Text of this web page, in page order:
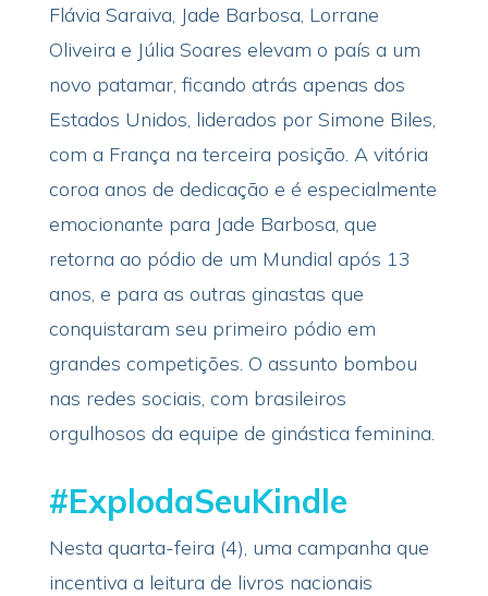
Flávia Saraiva, Jade Barbosa, Lorrane
Oliveira e Júlia Soares elevam o país a um
novo patamar, ficando atrás apenas dos
Estados Unidos, liderados por Simone Biles,
com a França na terceira posição. A vitória
coroa anos de dedicação e é especialmente
emocionante para Jade Barbosa, que
retorna ao pódio de um Mundial após 13
anos, e para as outras ginastas que
conquistaram seu primeiro pódio em
grandes competições. O assunto bombou
nas redes sociais, com brasileiros
orgulhosos da equipe de ginástica feminina.
#ExplodaSeuKindle
Nesta quarta-feira (4), uma campanha que
incentiva a leitura de livros nacionais